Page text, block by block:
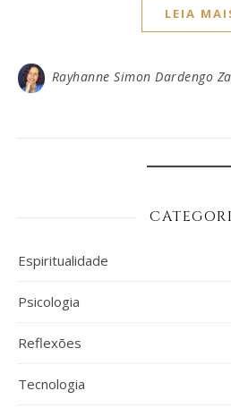
LEIA
Rayhanne Simon Dardengo
Espiritualidade
Psicologia
Reflexões
Tecnologia